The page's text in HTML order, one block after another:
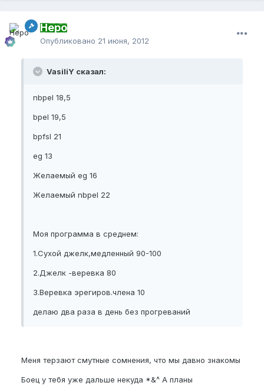
Неро
Опубликовано 21 июня, 2012
VasiliY сказал:
nbpel 18,5
bpel 19,5
bpfsl 21
eg 13
Желаемый eg 16
Желаемый nbpel 22
Моя программа в среднем:
1.Сухой джелк,медленный 90-100
2.Джелк -веревка 80
3.Веревка эрегиров.члена 10
делаю два раза в день без прогреваний
Меня терзают смутные сомнения, что мы давно знакомы
Боец у тебя уже дальше некуда *&^ А планы